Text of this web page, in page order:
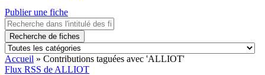
Publier une fiche
Recherche de fiches
Accueil » Contributions taguées avec 'ALLIOT'
Flux RSS de ALLIOT